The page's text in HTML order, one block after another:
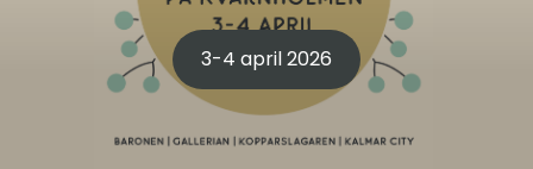
3-4 april 2026